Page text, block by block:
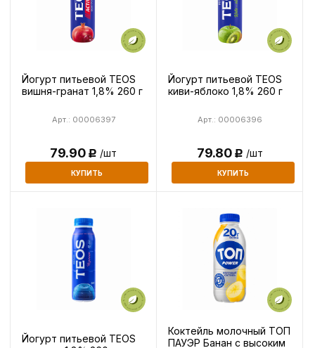
Йогурт питьевой TEOS
вишня-гранат 1,8% 260 г
Арт.: 00006397
79.90Р /шт
КУПИТЬ
Йогурт питьевой TEOS
киви-яблоко 1,8% 260 г
Арт.: 00006396
79.80Р /шт
КУПИТЬ
Йогурт питьевой TEOS
Коктейль молочный ТОП
ПАУЭР Банан с высоким